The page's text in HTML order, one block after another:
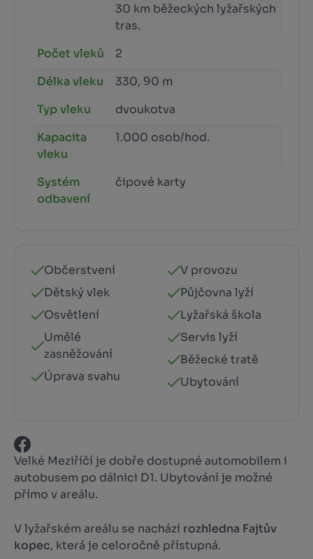
30 km běžeckých lyžařských
tras.
Počet vleků
2
Délka vleku
330, 90 m
Typ vleku
dvoukotva
Kapacita
vleku
1.000 osob/hod.
Systém
odbavení
čipové karty
Občerstvení
Dětský vlek
Osvětlení
Umělé
zasněžování
Úprava svahu
V provozu
Půjčovna lyží
Lyžařská škola
Servis lyží
Běžecké tratě
Ubytování
Velké Meziříčí je dobře dostupné automobilem i
autobusem po dálnici D1. Ubytování je možné
přímo v areálu.
V lyžařském areálu se nachází rozhledna Fajtův
kopec, která je celoročně přístupná.